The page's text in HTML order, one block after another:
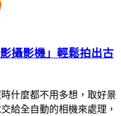
攝影機」輕鬆拍出古
什麼都不用多想，取好景
給全自動的相機來處理，